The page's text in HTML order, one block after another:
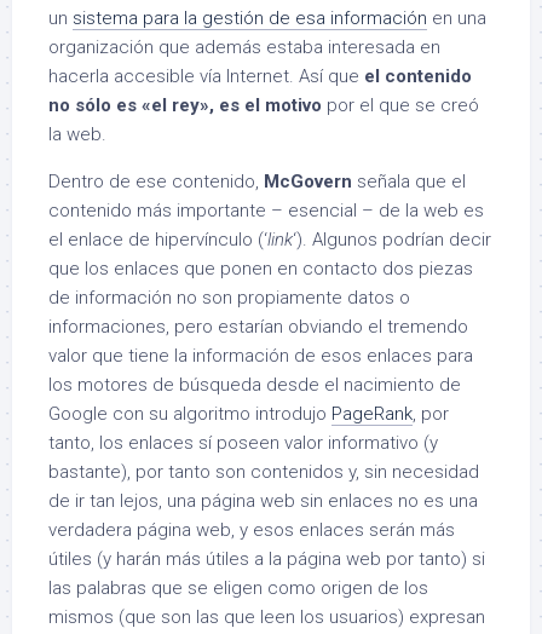
un sistema para la gestión de esa información en una
organización que además estaba interesada en
hacerla accesible vía Internet. Así que el contenido
no sólo es «el rey», es el motivo por el que se creó
la web.
Dentro de ese contenido, McGovern señala que el
contenido más importante – esencial – de la web es
el enlace de hipervínculo (‘link‘). Algunos podrían decir
que los enlaces que ponen en contacto dos piezas
de información no son propiamente datos o
informaciones, pero estarían obviando el tremendo
valor que tiene la información de esos enlaces para
los motores de búsqueda desde el nacimiento de
Google con su algoritmo introdujo PageRank, por
tanto, los enlaces sí poseen valor informativo (y
bastante), por tanto son contenidos y, sin necesidad
de ir tan lejos, una página web sin enlaces no es una
verdadera página web, y esos enlaces serán más
útiles (y harán más útiles a la página web por tanto) si
las palabras que se eligen como origen de los
mismos (que son las que leen los usuarios) expresan